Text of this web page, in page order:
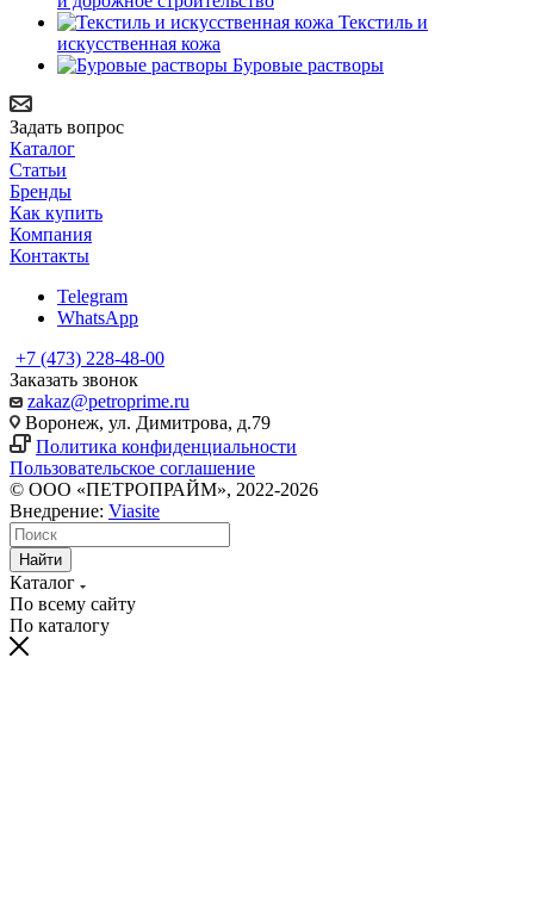
Текстиль и
искусственная кожа
Буровые растворы
Задать вопрос
Каталог
Статьи
Бренды
Как купить
Компания
Контакты
Telegram
WhatsApp
+7 (473) 228-48-00
Заказать звонок
zakaz@petroprime.ru
Воронеж, ул. Димитрова, д.79
Политика конфиденциальности
Пользовательское соглашение
© ООО «ПЕТРОПРАЙМ», 2022-2026
Внедрение: Viasite
Найти
Каталог
По всему сайту
По каталогу